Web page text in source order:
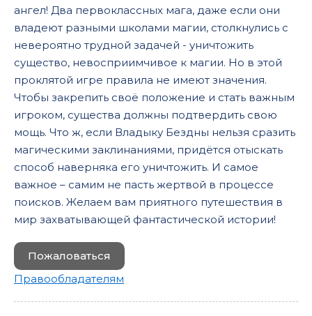
ангел! Два первоклассных мага, даже если они
владеют разными школами магии, столкнулись с
невероятно трудной задачей - уничтожить
существо, невосприимчивое к магии. Но в этой
проклятой игре правила не имеют значения.
Чтобы закрепить своё положение и стать важным
игроком, существа должны подтвердить свою
мощь. Что ж, если Владыку Бездны нельзя сразить
магическими заклинаниями, придётся отыскать
способ наверняка его уничтожить. И самое
важное – самим не пасть жертвой в процессе
поисков. Желаем вам приятного путешествия в
мир захватывающей фантастической истории!
Пожаловаться
Правообладателям